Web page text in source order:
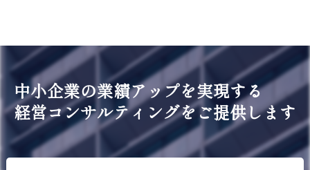
中小企業の業績アップを実現する
経営コンサルティングをご提供します